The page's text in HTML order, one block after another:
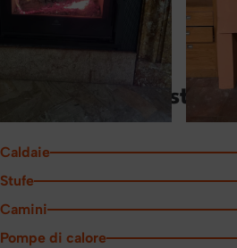
Alcune delle nostre
Caldaie
Stufe
Camini
Pompe di calore